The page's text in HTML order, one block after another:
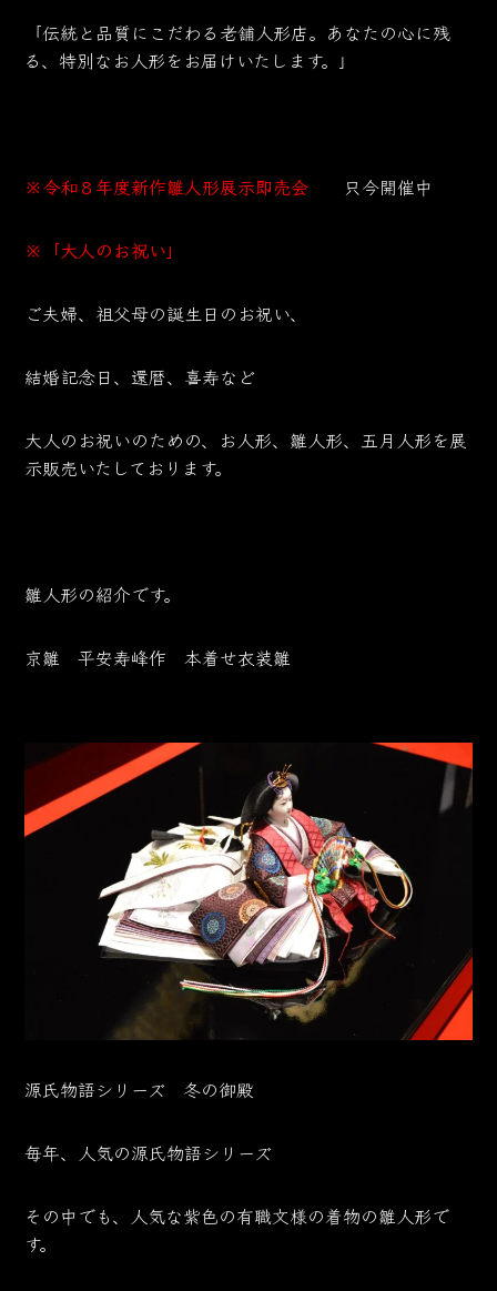
「伝統と品質にこだわる老舗人形店。あなたの心に残
る、特別なお人形をお届けいたします。」
※令和８年度新作雛人形展示即売会 只今開催中
※「大人のお祝い」
ご夫婦、祖父母の誕生日のお祝い、
結婚記念日、還暦、喜寿など
大人のお祝いのための、お人形、雛人形、五月人形を展
示販売いたしております。
雛人形の紹介です。
京雛 平安寿峰作 本着せ衣装雛
源氏物語シリーズ 冬の御殿
毎年、人気の源氏物語シリーズ
その中でも、人気な紫色の有職文様の着物の雛人形で
す。